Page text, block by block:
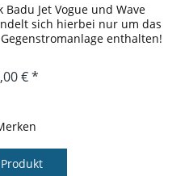
Jet Vogue und Wave
sich hierbei nur um das
enthalten!
€ *